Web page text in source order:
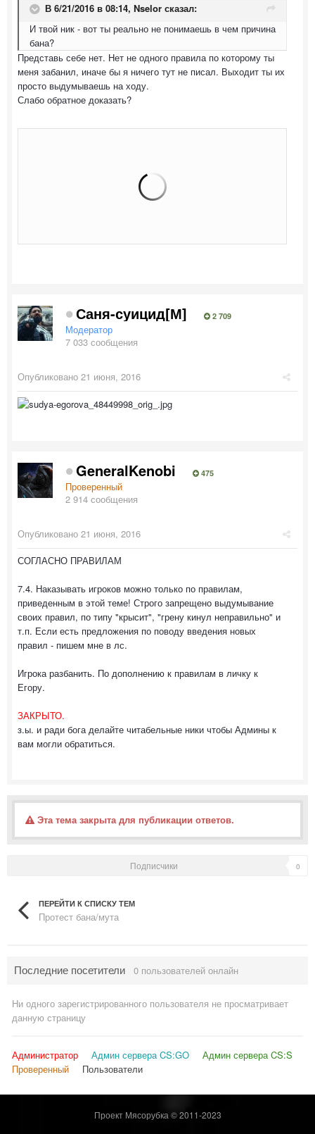
В 6/21/2016 в 08:14, Nselor сказал:
И твой ник - вот ты реально не понимаешь в чем причина
бана?
Представь себе нет. Нет не одного правила по которому ты
меня забанил, иначе бы я ничего тут не писал. Выходит ты их
просто выдумываешь на ходу.
Слабо обратное доказать?
Саня-суицид[М] 2 709
Модератор
7 033 сообщения
Опубликовано 21 июня, 2016
GeneralKenobi 475
Проверенный
2 914 сообщения
Опубликовано 21 июня, 2016
СОГЛАСНО ПРАВИЛАМ
7.4. Наказывать игроков можно только по правилам,
приведенным в этой теме! Строго запрещено выдумывание
своих правил, по типу "крысит", "грену кинул неправильно" и
т.п. Если есть предложения по поводу введения новых
правил - пишем мне в лс.
Игрока разбанить. По дополнению к правилам в личку к
Егору.
ЗАКРЫТО.
з.ы. и ради бога делайте читабельные ники чтобы Админы к
вам могли обратиться.
Эта тема закрыта для публикации ответов.
Подписчики 0
ПЕРЕЙТИ К СПИСКУ ТЕМ
Протест бана/мута
Последние посетители 0 пользователей онлайн
Ни одного зарегистрированного пользователя не просматривает
данную страницу
Администратор Админ сервера CS:GO
Админ сервера CS:S
Проверенный
Пользователи
Проект Мясорубка © 2011-2023